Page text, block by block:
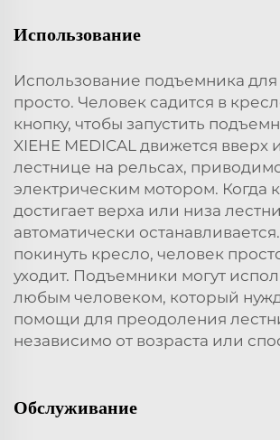
Использование
Использование подъемника
просто. Человек садится в
кнопку, чтобы запустить
XIEHE MEDICAL движется вверх
лестнице на рельсах,
электрическим мотором. Когда
достигает верха или низа
автоматически
покинуть кресло, человек
уходит. Подъемники могут
любым человеком, который
помощи для преодоления
независимо от возраста или
Обслуживание